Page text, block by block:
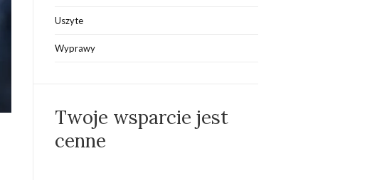
Uszyte
Wyprawy
Twoje wsparcie jest
cenne